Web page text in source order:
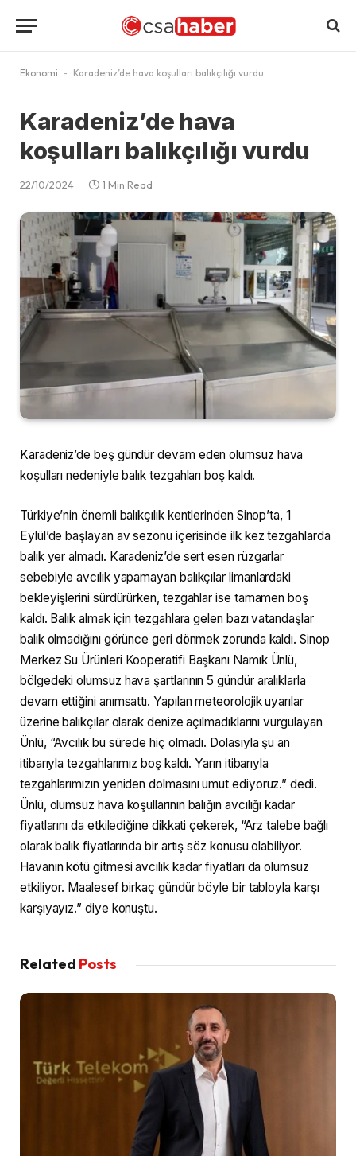
Ekonomi - Karadeniz’de hava koşulları balıkçılığı vurdu
Karadeniz’de hava
koşulları balıkçılığı vurdu
22/10/2024 1 Min Read
Karadeniz’de beş gündür devam eden olumsuz hava
koşulları nedeniyle balık tezgahları boş kaldı.
Türkiye’nin önemli balıkçılık kentlerinden Sinop’ta, 1
Eylül’de başlayan av sezonu içerisinde ilk kez tezgahlarda
balık yer almadı. Karadeniz’de sert esen rüzgarlar
sebebiyle avcılık yapamayan balıkçılar limanlardaki
bekleyişlerini sürdürürken, tezgahlar ise tamamen boş
kaldı. Balık almak için tezgahlara gelen bazı vatandaşlar
balık olmadığını görünce geri dönmek zorunda kaldı. Sinop
Merkez Su Ürünleri Kooperatifi Başkanı Namık Ünlü,
bölgedeki olumsuz hava şartlarının 5 gündür aralıklarla
devam ettiğini anımsattı. Yapılan meteorolojik uyarılar
üzerine balıkçılar olarak denize açılmadıklarını vurgulayan
Ünlü, “Avcılık bu sürede hiç olmadı. Dolasıyla şu an
itibarıyla tezgahlarımız boş kaldı. Yarın itibarıyla
tezgahlarımızın yeniden dolmasını umut ediyoruz.” dedi.
Ünlü, olumsuz hava koşullarının balığın avcılığı kadar
fiyatlarını da etkilediğine dikkati çekerek, “Arz talebe bağlı
olarak balık fiyatlarında bir artış söz konusu olabiliyor.
Havanın kötü gitmesi avcılık kadar fiyatları da olumsuz
etkiliyor. Maalesef birkaç gündür böyle bir tabloyla karşı
karşıyayız.” diye konuştu.
Related Posts